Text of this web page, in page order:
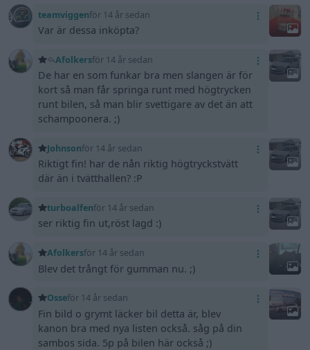
teamviggenför 14 år sedan
Var är dessa inköpta?
Afolkersför 14 år sedan
De har en som funkar bra men slangen är för
kort så man får springa runt med högtrycken
runt bilen, så man blir svettigare av det än att
schampoonera. ;)
Johnsonför 14 år sedan
Riktigt fin! har de nån riktig högtryckstvätt
där än i tvätthallen? :P
turboalfenför 14 år sedan
ser riktig fin ut,röst lagd :)
Afolkersför 14 år sedan
Blev det trångt för gumman nu. ;)
Osseför 14 år sedan
Fin bild o grymt läcker bil detta är, blev
kanon bra med nya listen också. såg på din
sambos sida. 5p på bilen här också ;)